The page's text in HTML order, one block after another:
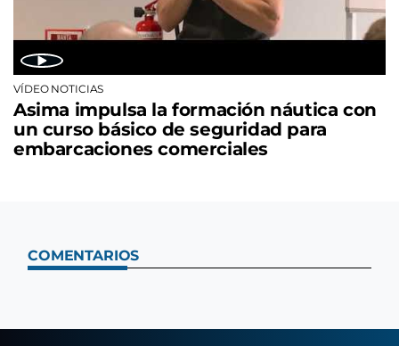
VÍDEO NOTICIAS
Asima impulsa la formación náutica con
un curso básico de seguridad para
embarcaciones comerciales
COMENTARIOS